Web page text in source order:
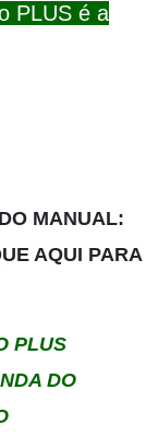
PLUS é a
MANUAL:
PARA
PLUS